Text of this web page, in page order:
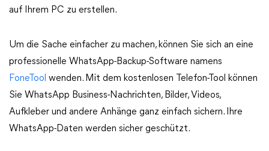
auf Ihrem PC zu erstellen.
Um die Sache einfacher zu machen, können Sie sich an eine
professionelle WhatsApp-Backup-Software namens
FoneTool wenden. Mit dem kostenlosen Telefon-Tool können
Sie WhatsApp Business-Nachrichten, Bilder, Videos,
Aufkleber und andere Anhänge ganz einfach sichern. Ihre
WhatsApp-Daten werden sicher geschützt.